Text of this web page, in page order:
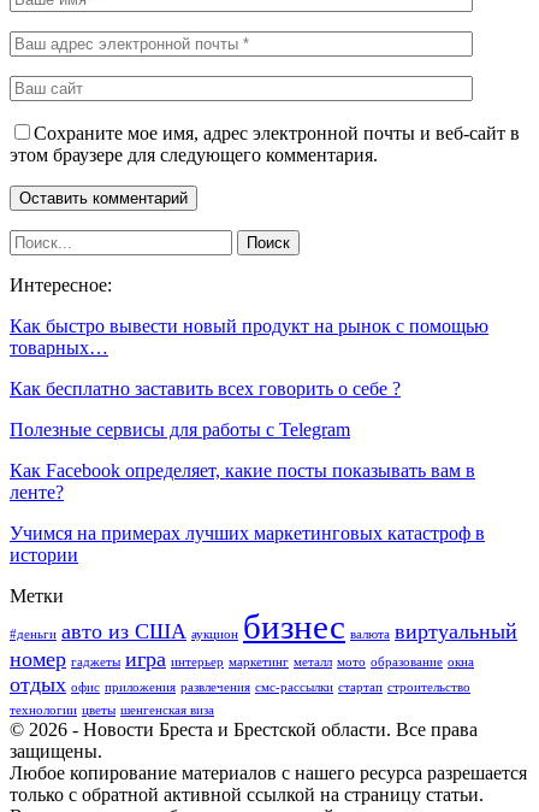
Сохраните мое имя, адрес электронной почты и веб-сайт в
этом браузере для следующего комментария.
Интересное:
Как быстро вывести новый продукт на рынок с помощью
товарных…
Как бесплатно заставить всех говорить о себе ?
Полезные сервисы для работы с Telegram
Как Facebook определяет, какие посты показывать вам в
ленте?
Учимся на примерах лучших маркетинговых катастроф в
истории
Метки
#деньги авто из США аукцион бизнес валюта виртуальный
номер гаджеты игра интерьер маркетинг металл мото образование окна
отдых офис приложения развлечения смс-рассылки стартап строительство
технологии цветы шенгенская виза
© 2026 - Новости Бреста и Брестской области. Все права
защищены.
Любое копирование материалов с нашего ресурса разрешается
только с обратной активной ссылкой на страницу статьи.